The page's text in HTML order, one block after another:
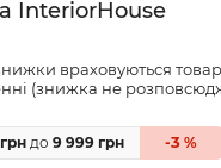
InteriorHouse
враховуються
(знижка не
до 9 999 грн -3 %